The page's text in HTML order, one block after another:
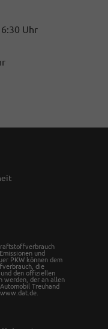
Uhr
und
PKW können dem
die
und den offiziellen
werden, der an allen
Treuhand